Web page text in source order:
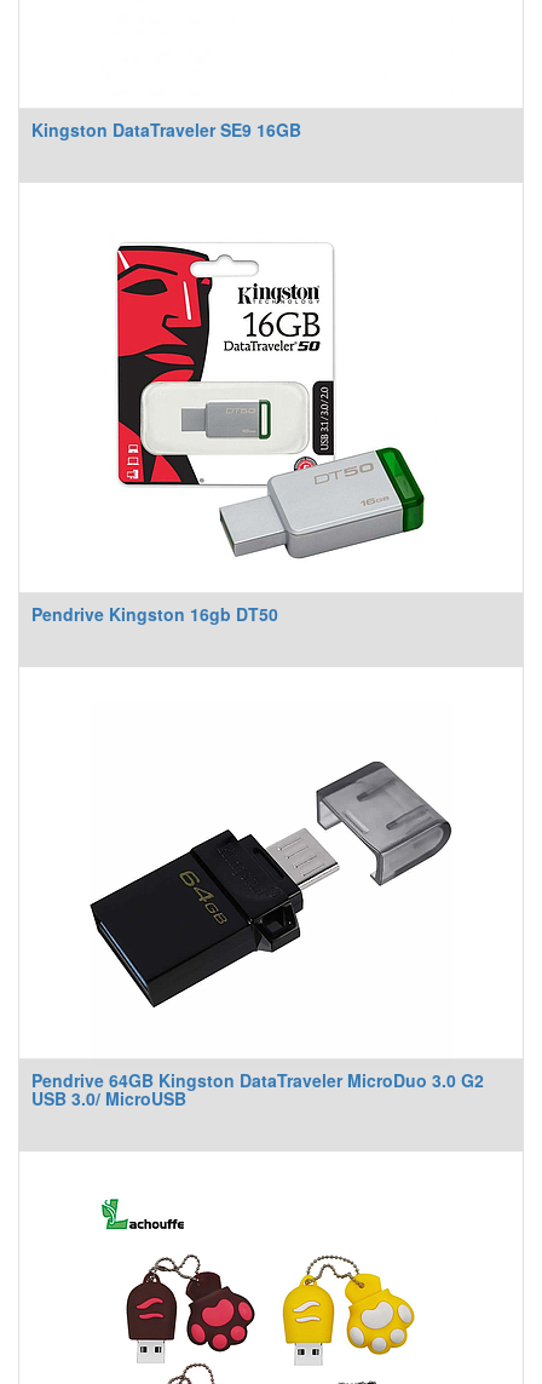
Kingston DataTraveler SE9 16GB
Pendrive Kingston 16gb DT50
Pendrive 64GB Kingston DataTraveler MicroDuo 3.0 G2
USB 3.0/ MicroUSB